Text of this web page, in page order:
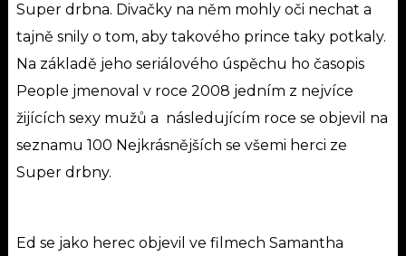
Super drbna. Divačky na něm mohly oči nechat a
tajně snily o tom, aby takového prince taky potkaly.
Na základě jeho seriálového úspěchu ho časopis
People jmenoval v roce 2008 jedním z nejvíce
žijících sexy mužů a následujícím roce se objevil na
seznamu 100 Nejkrásnějších se všemi herci ze
Super drbny.
Ed se jako herec objevil ve filmech Samantha